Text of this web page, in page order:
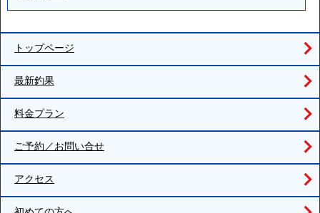
トップページ
最新釣果
料金プラン
ご予約／お問い合せ
アクセス